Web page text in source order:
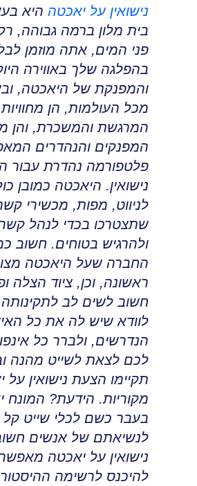
נישואין על יאכטה היא
בית מלון ברמה גבוהה,
פני המים, אתה מוזמן
בהפלגה שלך באווירה
והמפנקת של היאכטה,
מכל העולמות, הן
המרגשת והמשכרת, והן
המפנקים והנהדרים
פלטפורמה נהדרת עבור
נישואין. היאכטה כמובן
לניווט, מפות, מכשירי
שתצטרכו בכדי לנהל
ולהרגיש בטוחים. חשוב
החברה שעל היאכטה מצוי
ראשונה, וכן, ציוד הצלה
חשוב לשים לב
לוודא שיש לה את כל
הנדרשים, ולברר כל
לכם לצאת לשייט מהנה
תקיימו הצעת נישואין על
מקוריות. הידעת? המונח
בעבר כשם לכלי שייט
לנשיאתם של אנשים
נישואין על יאכטה
להיכנס לרשימה